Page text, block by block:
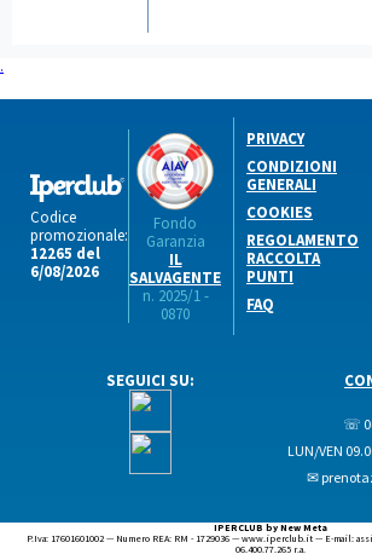
.
Codice
promozionale:
12265 del
6/08/2026
Fondo
Garanzia
IL
SALVAGENTE
n. 2025/1 -
0870
PRIVACY
CONDIZIONI
GENERALI
COOKIES
REGOLAMENTO
RACCOLTA
PUNTI
FAQ
SEGUICI SU:
☏
LUN/VEN
✉
IPERCLUB by New Meta
P.Iva: 17601601002 — Numero REA: RM - 1729036 — www.iperclub.it — E-mail:
06.400.77.265 r.a.